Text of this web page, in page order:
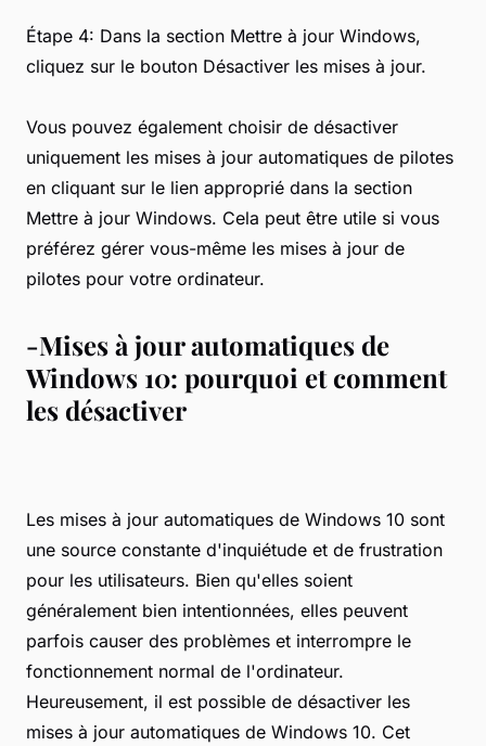
Étape 4: Dans la section Mettre à jour Windows,
cliquez sur le bouton Désactiver les mises à jour.
Vous pouvez également choisir de désactiver
uniquement les mises à jour automatiques de pilotes
en cliquant sur le lien approprié dans la section
Mettre à jour Windows. Cela peut être utile si vous
préférez gérer vous-même les mises à jour de
pilotes pour votre ordinateur.
-Mises à jour automatiques de
Windows 10: pourquoi et comment
les désactiver
Les mises à jour automatiques de Windows 10 sont
une source constante d'inquiétude et de frustration
pour les utilisateurs. Bien qu'elles soient
généralement bien intentionnées, elles peuvent
parfois causer des problèmes et interrompre le
fonctionnement normal de l'ordinateur.
Heureusement, il est possible de désactiver les
mises à jour automatiques de Windows 10. Cet